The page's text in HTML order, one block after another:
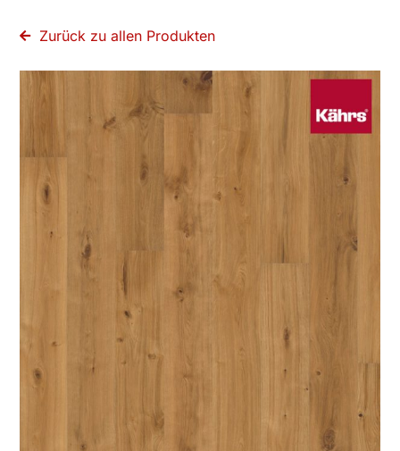
Holzbearbeitung
Zurück zu allen Produkten